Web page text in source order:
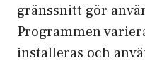
gränssnitt gör
Programmen
installeras och